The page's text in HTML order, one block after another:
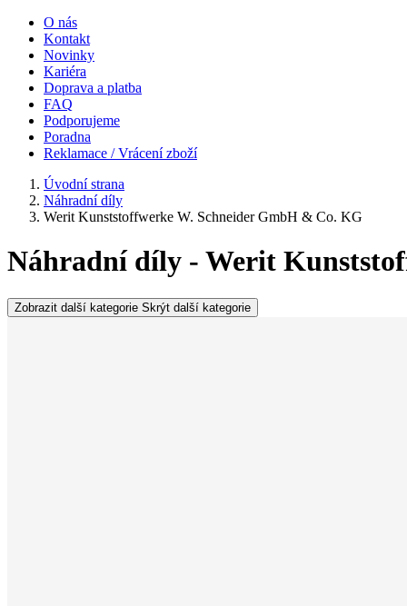
O nás
Kontakt
Novinky
Kariéra
Doprava a platba
FAQ
Podporujeme
Poradna
Reklamace / Vrácení zboží
Úvodní strana
Náhradní díly
Werit Kunststoffwerke W. Schneider GmbH & Co. KG
Náhradní díly - Werit
Zobrazit další kategorie Skrýt další kategorie